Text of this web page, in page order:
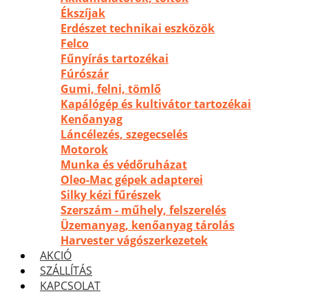
Ékszíjak
Erdészet technikai eszközök
Felco
Fűnyírás tartozékai
Fúrószár
Gumi, felni, tömlő
Kapálógép és kultivátor tartozékai
Kenőanyag
Láncélezés, szegecselés
Motorok
Munka és védőruházat
Oleo-Mac gépek adapterei
Silky kézi fűrészek
Szerszám - műhely, felszerelés
Üzemanyag, kenőanyag tárolás
Harvester vágószerkezetek
AKCIÓ
SZÁLLÍTÁS
KAPCSOLAT